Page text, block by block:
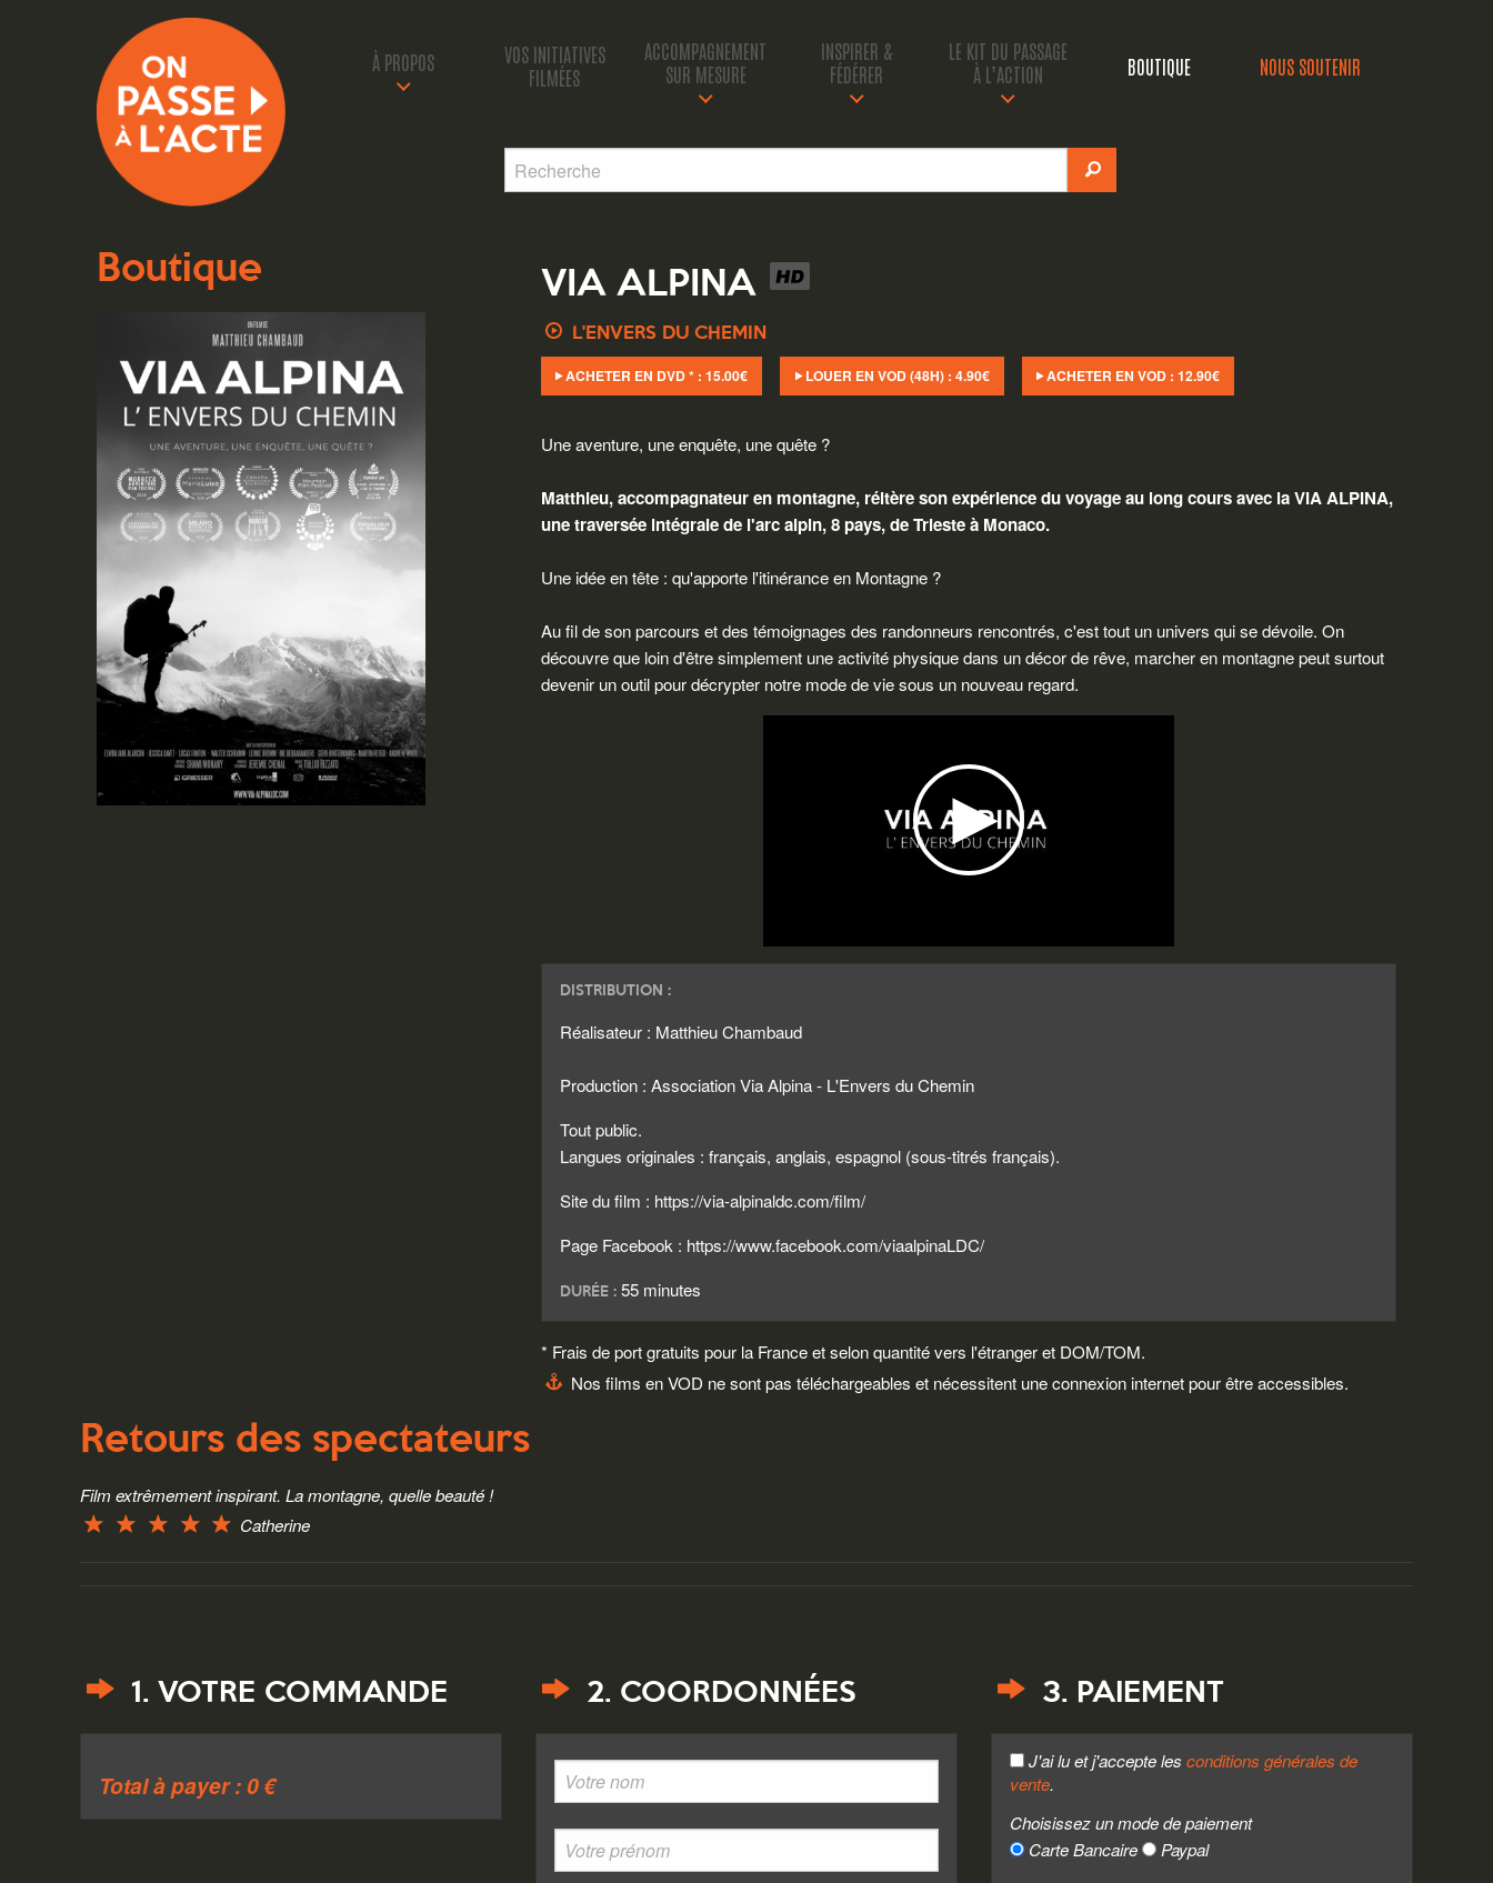
À PROPOS
VOS INITIATIVES
FILMÉES
ACCOMPAGNEMENT
SUR MESURE
INSPIRER &
FÉDÉRER
LE KIT DU PASSAGE
À L’ACTION
BOUTIQUE NOUS SOUTENIR
Boutique VIA ALPINA
L'ENVERS DU CHEMIN
ACHETER EN DVD * :15.00€ LOUER EN VOD (48H) : 4.90€ ACHETER EN VOD :12.90€
Une aventure, une enquête, une quête ?
Matthieu, accompagnateur en montagne, réitère son expérience du voyage au long cours avec la VIA ALPINA,
une traversée intégrale de l'arc alpin, 8 pays, de Trieste à Monaco.
Une idée en tête : qu'apporte l'itinérance en Montagne ?
Au fil de son parcours et des témoignages des randonneurs rencontrés, c'est tout un univers qui se dévoile. On
découvre que loin d'être simplement une activité physique dans un décor de rêve, marcher en montagne peut surtout
devenir un outil pour décrypter notre mode de vie sous un nouveau regard.
DISTRIBUTION :
Réalisateur : Matthieu Chambaud
Production : Association Via Alpina - L'Envers du Chemin
Tout public.
Langues originales : français, anglais, espagnol (sous-titrés français).
Site du film : https://via-alpinaldc.com/film/
Page Facebook : https://www.facebook.com/viaalpinaLDC/
DURÉE : 55 minutes
* Frais de port gratuits pour la France et selon quantité vers l'étranger et DOM/TOM.
Nos films en VOD ne sont pas téléchargeables et nécessitent une connexion internet pour être accessibles.
Retours des spectateurs
Film extrêmement inspirant. La montagne, quelle beauté !
Catherine
1. VOTRE COMMANDE
Total à payer : 0 €
2. COORDONNÉES 3. PAIEMENT
J'ai lu et j'accepte lesconditions générales de
vente.
Choisissez un mode de paiement
Carte Bancaire
Paypal